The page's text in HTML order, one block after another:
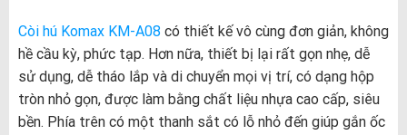
Còi hú Komax KM-A08 có thiết kế vô cùng đơn giản, không
hề cầu kỳ, phức tạp. Hơn nữa, thiết bị lại rất gọn nhẹ, dễ
sử dụng, dễ tháo lắp và di chuyển mọi vị trí, có dạng hộp
tròn nhỏ gọn, được làm bằng chất liệu nhựa cao cấp, siêu
bền. Phía trên có một thanh sắt có lỗ nhỏ đến giúp gắn ốc